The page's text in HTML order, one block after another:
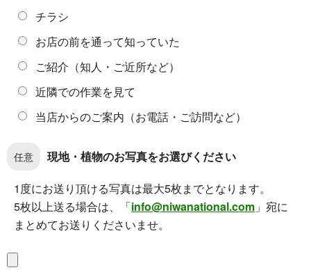
チラシ
お店の前を通って知っていた
ご紹介（知人・ご近所など）
近隣での作業を見て
当店からのご案内（お電話・ご訪問など）
任意
現地・植物のお写真をお選びください
1度にお送り頂ける写真は最大5枚までとなります。
5枚以上送る場合は、「info@niwanational.com 」宛に
まとめてお送りくださいませ。